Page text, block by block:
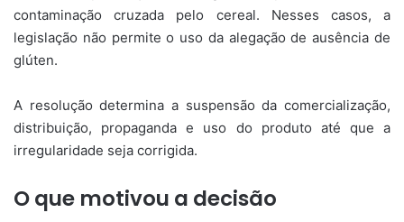
contaminação cruzada pelo cereal. Nesses casos, a
legislação não permite o uso da alegação de ausência de
glúten.
A resolução determina a suspensão da comercialização,
distribuição, propaganda e uso do produto até que a
irregularidade seja corrigida.
O que motivou a decisão